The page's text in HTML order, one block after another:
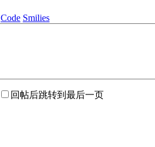
Code Smilies
回帖后跳转到最后一页